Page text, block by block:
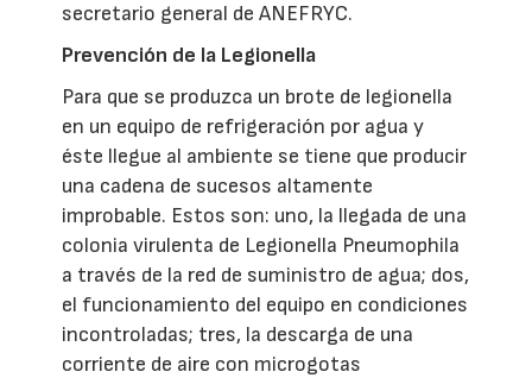
secretario general de ANEFRYC.
Prevención de la Legionella
Para que se produzca un brote de legionella
en un equipo de refrigeración por agua y
éste llegue al ambiente se tiene que producir
una cadena de sucesos altamente
improbable. Estos son: uno, la llegada de una
colonia virulenta de Legionella Pneumophila
a través de la red de suministro de agua; dos,
el funcionamiento del equipo en condiciones
incontroladas; tres, la descarga de una
corriente de aire con microgotas